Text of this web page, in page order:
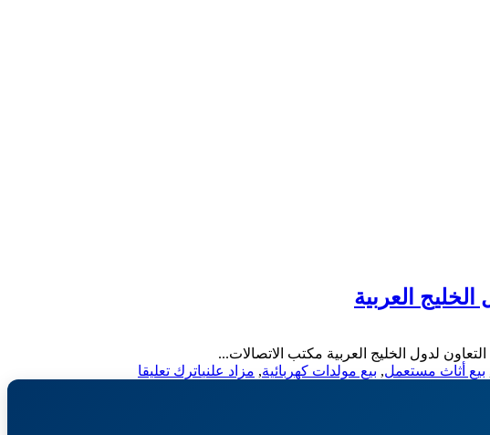
العربية
لدول الخليج العربية مكتب الاتصالات...
بيع أثاث مستعمل, بيع مولدات كهربائية, مزاد علنياترك تعليقا